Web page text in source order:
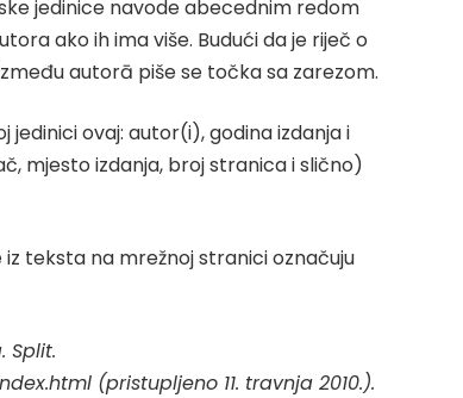
jedinice navode abecednim redom
ako ih ima više. Budući da je riječ o
autorā piše se točka sa zarezom.
jedinici ovaj: autor(i), godina izdanja i
mjesto izdanja, broj stranica i slično)
teksta na mrežnoj stranici označuju
Split.
(pristupljeno 11. travnja 2010.).